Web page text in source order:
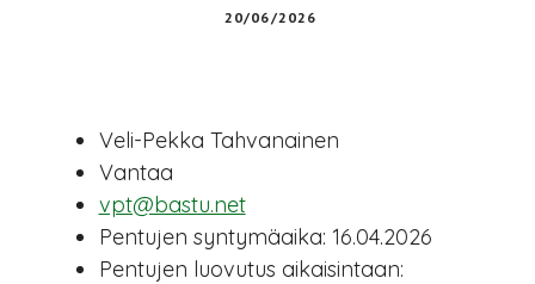
20/06/2026
Veli-Pekka Tahvanainen
Vantaa
vpt@bastu.net
Pentujen syntymäaika: 16.04.2026
Pentujen luovutus aikaisintaan: